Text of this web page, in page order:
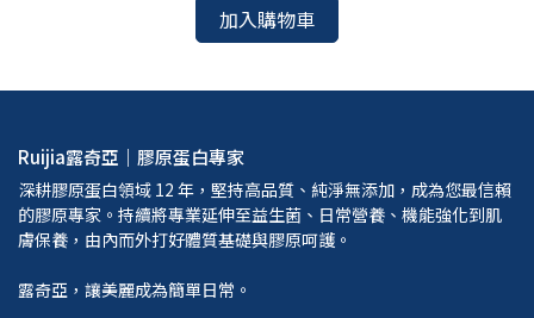
加入購物車
Ruijia露奇亞｜膠原蛋白專家
深耕膠原蛋白領域 12 年，堅持高品質、純淨無添加，成為您最信賴
的膠原專家。持續將專業延伸至益生菌、日常營養、機能強化到肌
膚保養，由內而外打好體質基礎與膠原呵護。
露奇亞，讓美麗成為簡單日常。